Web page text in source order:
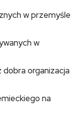
w przemyśle
w
organizacja
na